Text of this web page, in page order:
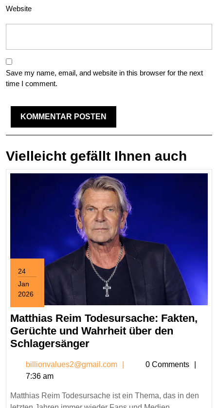
Website
Save my name, email, and website in this browser for the next
time I comment.
Vielleicht gefällt Ihnen auch
24
Jan
2026
24,
2026
Matthias Reim Todesursache: Fakten,
Gerüchte und Wahrheit über den
SchlagersängerMatthias
Todesursache:
Gerüchte
billionvalues2@gmail.com
0 Comments
7:36 am
Matthias Reim Todesursache ist ein Thema, das in den